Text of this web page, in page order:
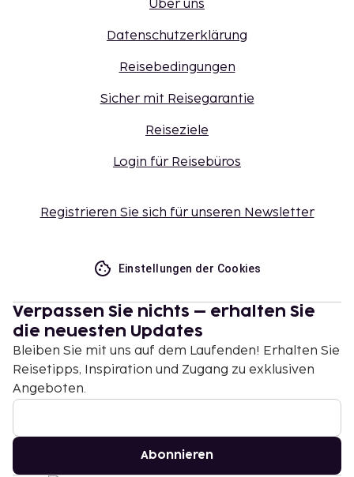
Über uns
Datenschutzerklärung
Reisebedingungen
Sicher mit Reisegarantie
Reiseziele
Login für Reisebüros
Registrieren Sie sich für unseren Newsletter
Einstellungen der Cookies
Verpassen Sie nichts – erhalten Sie
die neuesten Updates
Bleiben Sie mit uns auf dem Laufenden! Erhalten Sie
Reisetipps, Inspiration und Zugang zu exklusiven
Angeboten.
Abonnieren